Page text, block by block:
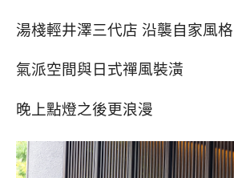
湯棧輕井澤三代店 沿襲自家風格
氣派空間與日式禪風裝潢
晚上點燈之後更浪漫